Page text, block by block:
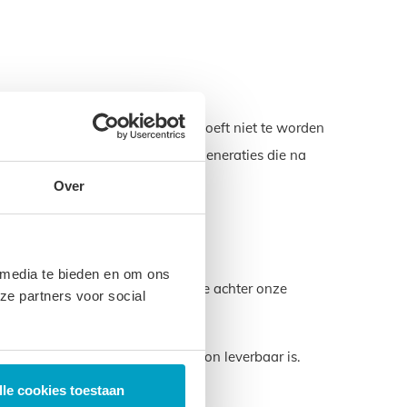
Over
te bieden en om ons
partners voor social
cookies toestaan
product dat lang meegaat hoeft niet te worden
voor het milieu voor de generaties die na
garantie laten we zien dat we achter onze
die u nodig hebt ook gewoon leverbaar is.